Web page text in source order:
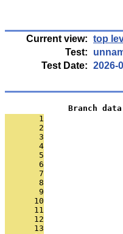
Current view: top
Test:
Test Date: 2026-
Branch
       1
       2
       3
       4
       5
       6
       7
       8
       9
      10
      11
      12
      13